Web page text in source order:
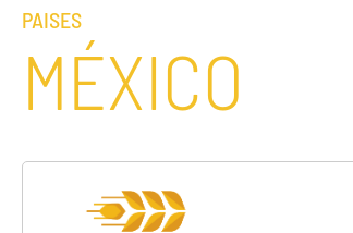
PAISES
MÉXICO